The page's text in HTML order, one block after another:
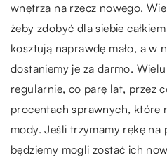
wnętrza na rzecz nowego.
żeby zdobyć dla siebie
kosztują naprawdę mało, a w
dostaniemy je za darmo.
regularnie, co parę lat, przez
procentach sprawnych, które
mody. Jeśli trzymamy rękę na
będziemy mogli zostać ich